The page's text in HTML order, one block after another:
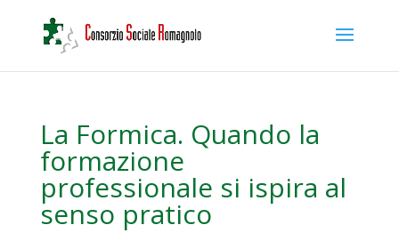
La Formica. Quando la
formazione
professionale si ispira al
senso pratico